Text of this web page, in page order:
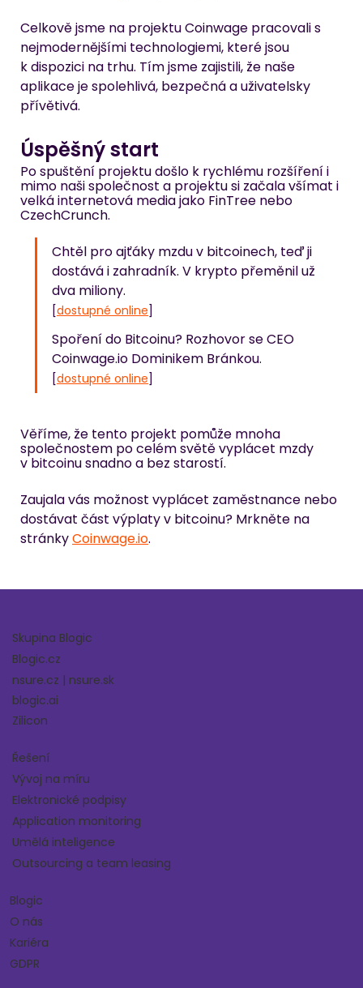
Celkově jsme na projektu Coinwage pracovali s
nejmodernějšími technologiemi, které jsou
k dispozici na trhu. Tím jsme zajistili, že naše
aplikace je spolehlivá, bezpečná a uživatelsky
přívětivá.
Úspěšný start
Po spuštění projektu došlo k rychlému rozšíření i
mimo naši společnost a projektu si začala všímat i
velká internetová media jako FinTree nebo
CzechCrunch.
Chtěl pro ajťáky mzdu v bitcoinech, teď ji
dostává i zahradník. V krypto přeměnil už
dva miliony.
[dostupné online]
Spoření do Bitcoinu? Rozhovor se CEO
Coinwage.io Dominikem Bránkou.
[dostupné online]
Věříme, že tento projekt pomůže mnoha
společnostem po celém světě vyplácet mzdy
v bitcoinu snadno a bez starostí.
Zaujala vás možnost vyplácet zaměstnance nebo
dostávat část výplaty v bitcoinu? Mrkněte na
stránky Coinwage.io.
Skupina Blogic
Blogic.cz
nsure.cz | nsure.sk
blogic.ai
Zilicon
Řešení
Vývoj na míru
Elektronické podpisy
Application monitoring
Outsourcing a team leasing
Umělá inteligence
Blogic
O nás
Kariéra
GDPR